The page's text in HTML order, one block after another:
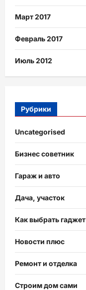
Март 2017
Февраль 2017
Июль 2012
Рубрики
Uncategorised
Бизнес советник
Гараж и авто
Дача, участок
Как выбрать гаджет
Новости плюс
Ремонт и отделка
Строим дом сами